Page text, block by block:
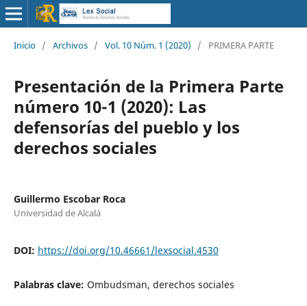
Inicio / Archivos / Vol. 10 Núm. 1 (2020) / PRIMERA PARTE
Presentación de la Primera Parte
número 10-1 (2020): Las
defensorías del pueblo y los
derechos sociales
Guillermo Escobar Roca
Universidad de Alcalá
DOI: https://doi.org/10.46661/lexsocial.4530
Palabras clave: Ombudsman, derechos sociales